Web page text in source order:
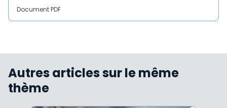
Document PDF
Autres articles sur le même
thème